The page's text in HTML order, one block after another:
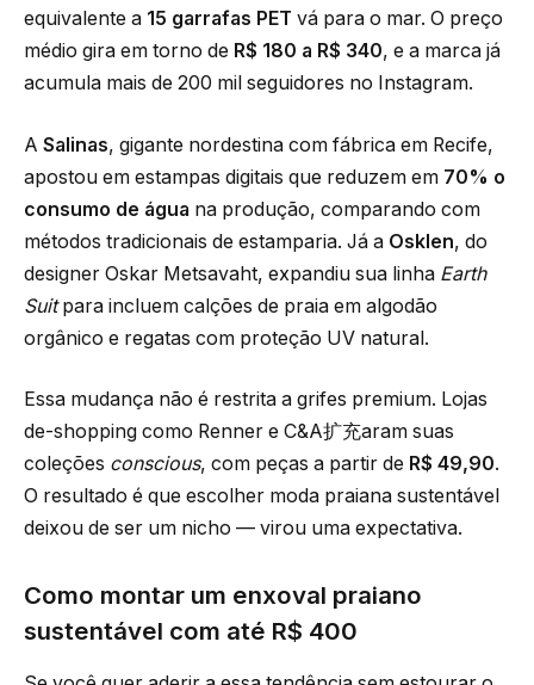
equivalente a 15 garrafas PET vá para o mar. O preço
médio gira em torno de R$ 180 a R$ 340, e a marca já
acumula mais de 200 mil seguidores no Instagram.
A Salinas, gigante nordestina com fábrica em Recife,
apostou em estampas digitais que reduzem em 70% o
consumo de água na produção, comparando com
métodos tradicionais de estamparia. Já a Osklen, do
designer Oskar Metsavaht, expandiu sua linha Earth
Suitpara incluem calções de praia em algodão
orgânico e regatas com proteção UV natural.
Essa mudança não é restrita a grifes premium. Lojas
de-shopping como Renner e C&A扩充aram suas
coleções conscious, com peças a partir de R$ 49,90.
O resultado é que escolher moda praiana sustentável
deixou de ser um nicho — virou uma expectativa.
Como montar um enxoval praiano
sustentável com até R$ 400